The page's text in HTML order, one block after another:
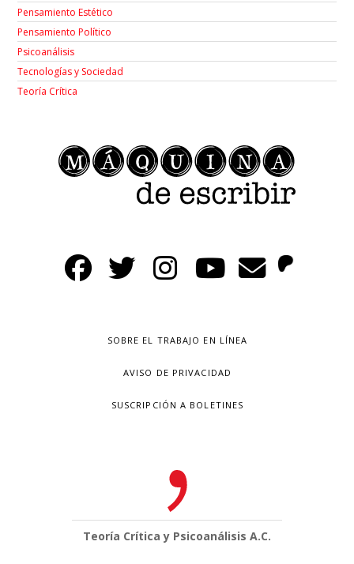
Pensamiento Estético
Pensamiento Político
Psicoanálisis
Tecnologías y Sociedad
Teoría Crítica
SOBRE EL TRABAJO EN LÍNEA
AVISO DE PRIVACIDAD
SUSCRIPCIÓN A BOLETINES
Teoría Crítica y Psicoanálisis A.C.